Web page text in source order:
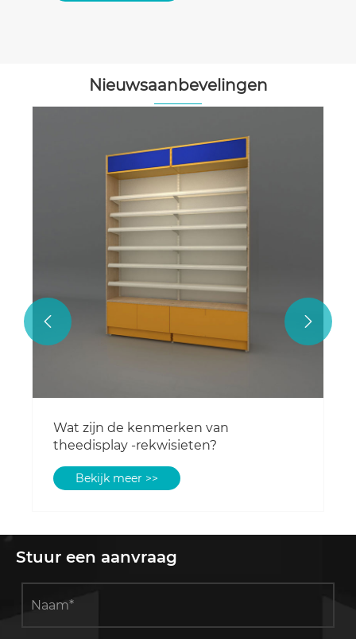
Nieuwsaanbevelingen
Wat zijn de kenmerken van
theedisplay -rekwisieten?
Bekijk meer >>
 
Stuur een aanvraag